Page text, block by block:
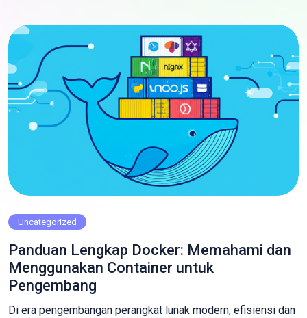
Uncategorized
Panduan Lengkap Docker: Memahami dan
Menggunakan Container untuk
Pengembang
Di era pengembangan perangkat lunak modern, efisiensi dan